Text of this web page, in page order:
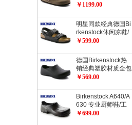
典包头鞋/油皮/天然
￥1199.00
明星同款经典德国Bi
rkenstock休闲凉鞋/
开车凉鞋Milano系
￥599.00
德国Birkenstock热
销经典塑胶材质全包
厨师鞋工作鞋职业鞋
￥569.00
Birkenstock A640/A
630 专业厨师鞋/工
作防护鞋/职业鞋/劳
￥699.00